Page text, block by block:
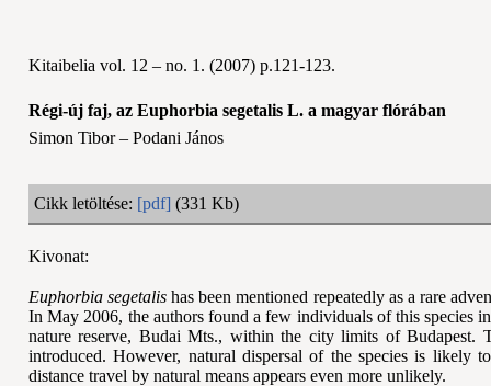
Kitaibelia vol. 12 – no. 1. (2007) p.121-123.
Régi-új faj, az Euphorbia segetalis L. a magyar flórában
Simon Tibor – Podani János
Cikk letöltése: [pdf] (331 Kb)
Kivonat:
Euphorbia segetalis has been mentioned repeatedly as a rare
In May 2006, the authors found a few individuals of this species
nature reserve, Budai Mts., within the city limits of Budapest.
introduced. However, natural dispersal of the species is likely
distance travel by natural means appears even more unlikely.